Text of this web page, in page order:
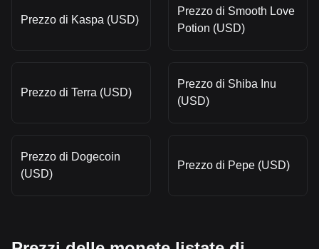
Prezzo di Kaspa (USD)
Prezzo di Smooth Love
Potion (USD)
Prezzo di Terra (USD)
Prezzo di Shiba Inu
(USD)
Prezzo di Dogecoin
(USD)
Prezzo di Pepe (USD)